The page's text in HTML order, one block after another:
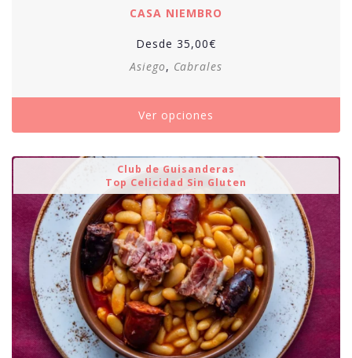
CASA NIEMBRO
Desde 35,00€
Asiego, Cabrales
Ver opciones
Club de Guisanderas
Top Celicidad Sin Gluten